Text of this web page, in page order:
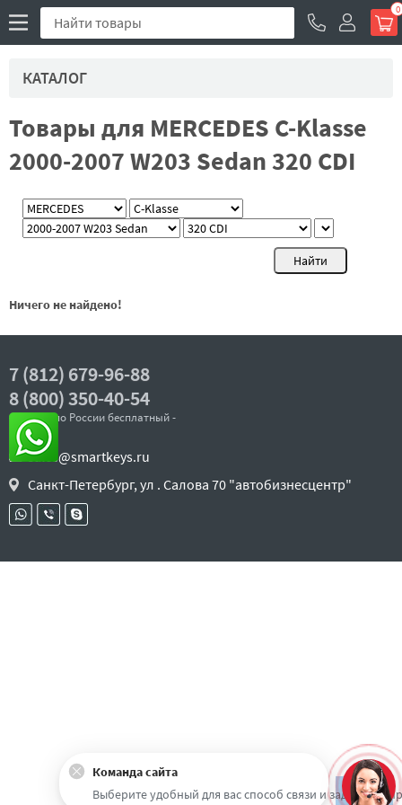
0
КАТАЛОГ
Товары для MERCEDES C-Klasse
2000-2007 W203 Sedan 320 CDI
Ничего не найдено!
7 (812) 679-96-88
8 (800) 350-40-54
- звонок по России бесплатный -
sales@smartkeys.ru
Санкт-Петербург, ул . Салова 70 "автобизнесцентр"
Наверх
Команда сайта
Выберите удобный для вас способ связи и задайте